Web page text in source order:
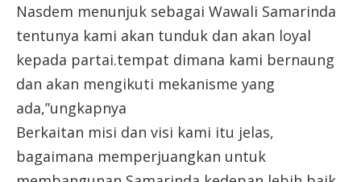
Nasdem menunjuk sebagai Wawali Samarinda
tentunya kami akan tunduk dan akan loyal
kepada partai.tempat dimana kami bernaung
dan akan mengikuti mekanisme yang
ada,”ungkapnya
Berkaitan misi dan visi kami itu jelas,
bagaimana memperjuangkan untuk